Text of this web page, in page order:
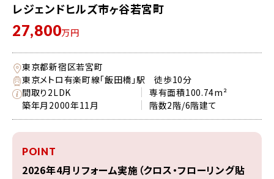
レジェンドヒルズ市ヶ谷若宮町
27,800万円
東京都新宿区若宮町
東京メトロ有楽町線「飯田橋」駅 徒歩10分
間取り 2LDK 専有面積100.74m²
築年月 2000年11月 階数2階/6階建て
POINT
2026年4月リフォーム実施（クロス・フローリング貼